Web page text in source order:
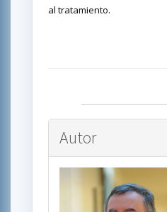
al tratamiento.
Autor